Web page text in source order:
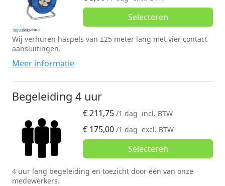
Selecteren
Wij verhuren haspels van ±25 meter lang met vier contact
aansluitingen.
Meer informatie
Begeleiding 4 uur
€211,75 /1 dag incl. BTW
€ 175,00 /1 dag excl. BTW
Selecteren
4 uur lang begeleiding en toezicht door één van onze
medewerkers.